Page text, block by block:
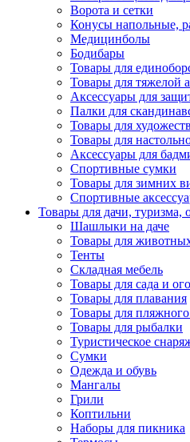
Ворота и сетки
Конусы напольные,
Медицинболы
Бодибары
Товары для
Товары для тяжелой
Аксессуары для
Палки для
Товары для
Товары для
Аксессуары для
Спортивные сумки
Товары для зимних
Спортивные
Товары для дачи, туризма,
Шашлыки на даче
Товары для
Тенты
Складная мебель
Товары для сада и
Товары для плавания
Товары для
Товары для рыбалки
Туристическое
Сумки
Одежда и обувь
Мангалы
Грили
Коптильни
Наборы для пикника